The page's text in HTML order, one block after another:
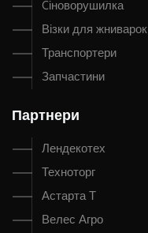
Cіноворушилка
Візки для жниварок
Транспортери
Запчастини
Партнери
Лендекотех
Техноторг
Астарта Т
Велес Агро